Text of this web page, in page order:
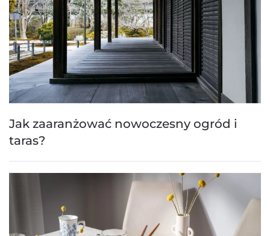
Jak zaaranżować nowoczesny ogród i
taras?